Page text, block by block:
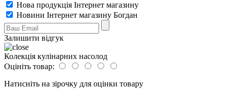
Нова продукція Інтернет магазину
Новини Інтернет магазину Богдан
Залишити відгук
Колекція кулінарних насолод
Оцініть товар:
Натисніть на зірочку для оцінки товару